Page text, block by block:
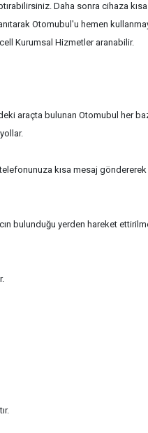
Daha sonra cihaza
Otomubul'u hemen
Kurumsal Hizmetler aranabilir.
araçta bulunan Otomubul her
kısa mesaj göndererek
bulunduğu yerden hareket